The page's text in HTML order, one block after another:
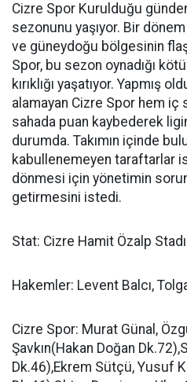
Cizre Spor Kurulduğu
sezonunu yaşıyor. Bir
ve güneydoğu bölgesinin
Spor, bu sezon oynadığı
kırıklığı yaşatıyor. Yapmış
alamayan Cizre Spor hem iç
sahada puan kaybederek
durumda. Takımın içinde
kabullenemeyen taraftarlar
dönmesi için yönetimin
getirmesini istedi.
Stat: Cizre Hamit Özalp Stadı
Hakemler: Levent Balcı,
Cizre Spor: Murat Günal,
Şavkın(Hakan Doğan
Dk.46),Ekrem Sütçü, Yusuf